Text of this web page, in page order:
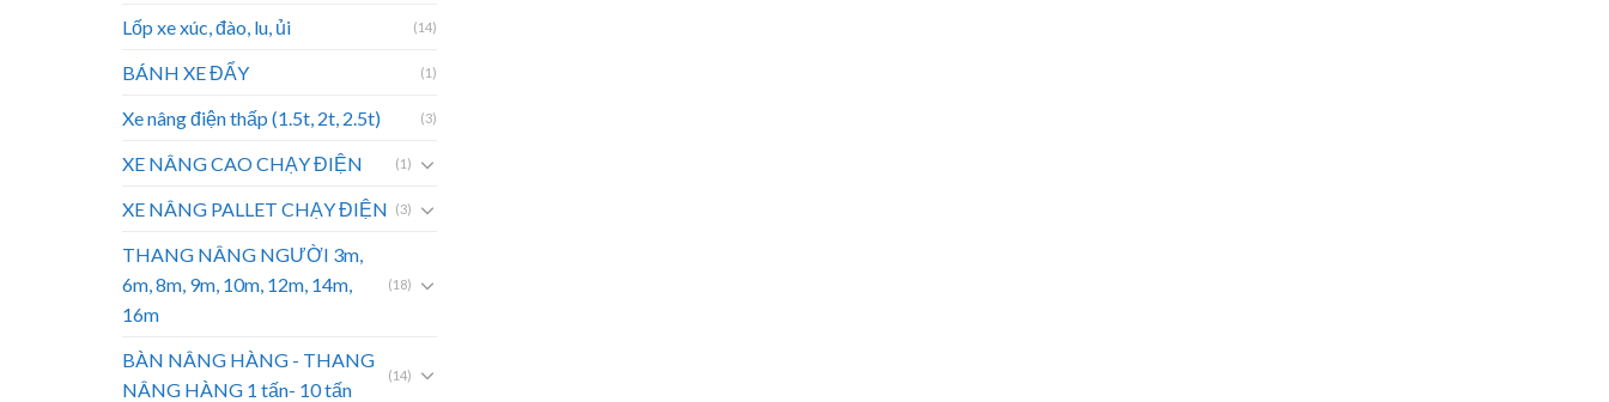
Lốp xe xúc, đào, lu, ủi (14)
BÁNH XE ĐẨY (1)
Xe nâng điện thấp (1.5t, 2t, 2.5t) (3)
XE NÂNG CAO CHẠY ĐIỆN (1)
XE NÂNG PALLET CHẠY ĐIỆN (3)
THANG NÂNG NGƯỜI 3m,
6m, 8m, 9m, 10m, 12m, 14m,
16m
(18)
BÀN NÂNG HÀNG - THANG
NÂNG HÀNG 1 tấn- 10 tấn
(14)